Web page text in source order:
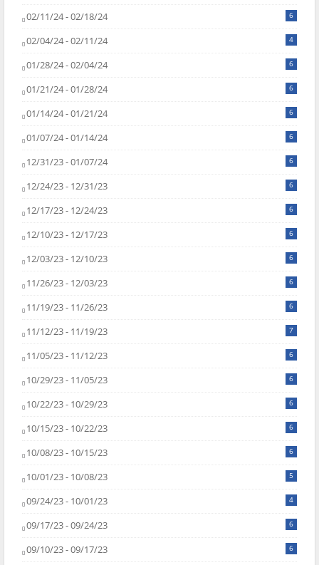
02/11/24 - 02/18/24 6
02/04/24 - 02/11/24 4
01/28/24 - 02/04/24 6
01/21/24 - 01/28/24 6
01/14/24 - 01/21/24 6
01/07/24 - 01/14/24 6
12/31/23 - 01/07/24 6
12/24/23 - 12/31/23 6
12/17/23 - 12/24/23 6
12/10/23 - 12/17/23 6
12/03/23 - 12/10/23 6
11/26/23 - 12/03/23 6
11/19/23 - 11/26/23 6
11/12/23 - 11/19/23 7
11/05/23 - 11/12/23 6
10/29/23 - 11/05/23 6
10/22/23 - 10/29/23 6
10/15/23 - 10/22/23 6
10/08/23 - 10/15/23 6
10/01/23 - 10/08/23 5
09/24/23 - 10/01/23 4
09/17/23 - 09/24/23 6
09/10/23 - 09/17/23 6